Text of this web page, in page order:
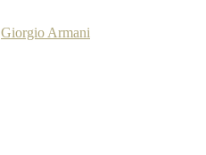
Giorgio Armani